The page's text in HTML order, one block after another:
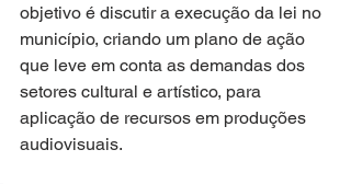
objetivo é discutir a execução da lei no
município, criando um plano de ação
que leve em conta as demandas dos
setores cultural e artístico, para
aplicação de recursos em produções
audiovisuais.